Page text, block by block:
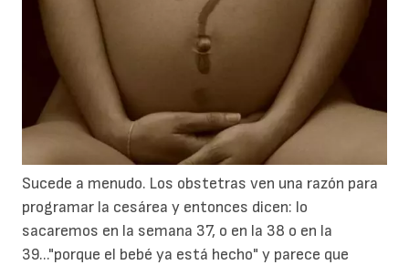
Sucede a menudo. Los obstetras ven una razón para
programar la cesárea y entonces dicen: lo
sacaremos en la semana 37, o en la 38 o en la
39..."porque el bebé ya está hecho" y parece que